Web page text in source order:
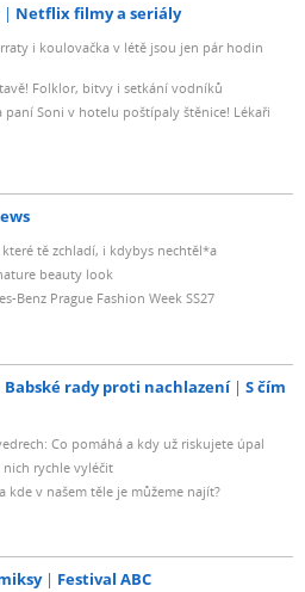
Netflix filmy a seriály
i koulovačka v létě jsou jen pár hodin
Folklor, bitvy i setkání vodníků
Soni v hotelu poštípaly štěnice! Lékaři
tě zchladí, i kdybys nechtěl*a
beauty look
Benz Prague Fashion Week SS27
Babské rady proti nachlazení
S čím
Co pomáhá a kdy už riskujete úpal
nich rychle vyléčit
kde v našem těle je můžeme najít?
Festival ABC